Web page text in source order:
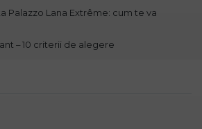
Palazzo Lana Extrême: cum te va
– 10 criterii de alegere